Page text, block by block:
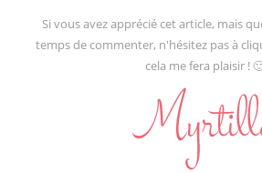
Si vous avez apprécié cet article, mais
temps de commenter, n'hésitez pas à
cela me fera plaisir !